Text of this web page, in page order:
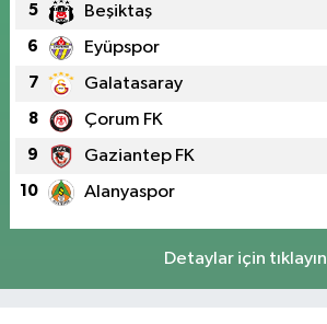
5 Beşiktaş
6 Eyüpspor
7 Galatasaray
8 Çorum FK
9 Gaziantep FK
10 Alanyaspor
Detaylar için tıklayın